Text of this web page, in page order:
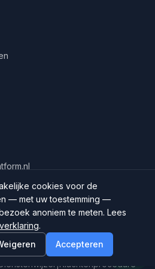
Deventer
|Klachtenprocedure
cookies voor de
— met uw toestemming —
anoniem te meten. Lees
.
Accepteren